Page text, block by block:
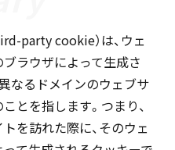
party cookie）は、ウェ
ラウザによって生成さ
なるドメインのウェブサ
とを指します。つまり、
を訪れた際に、そのウェ